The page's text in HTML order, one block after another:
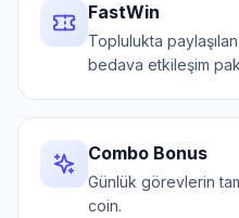
FastWin
Toplulukta
bedava etkileşim
Combo Bonus
Günlük görevlerin
coin.